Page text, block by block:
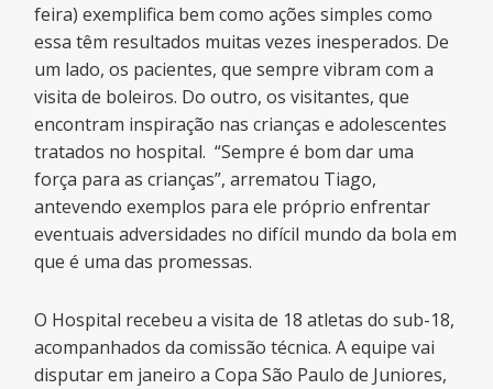
feira) exemplifica bem como ações simples como
essa têm resultados muitas vezes inesperados. De
um lado, os pacientes, que sempre vibram com a
visita de boleiros. Do outro, os visitantes, que
encontram inspiração nas crianças e adolescentes
tratados no hospital. “Sempre é bom dar uma
força para as crianças”, arrematou Tiago,
antevendo exemplos para ele próprio enfrentar
eventuais adversidades no difícil mundo da bola em
que é uma das promessas.
O Hospital recebeu a visita de 18 atletas do sub-18,
acompanhados da comissão técnica. A equipe vai
disputar em janeiro a Copa São Paulo de Juniores,